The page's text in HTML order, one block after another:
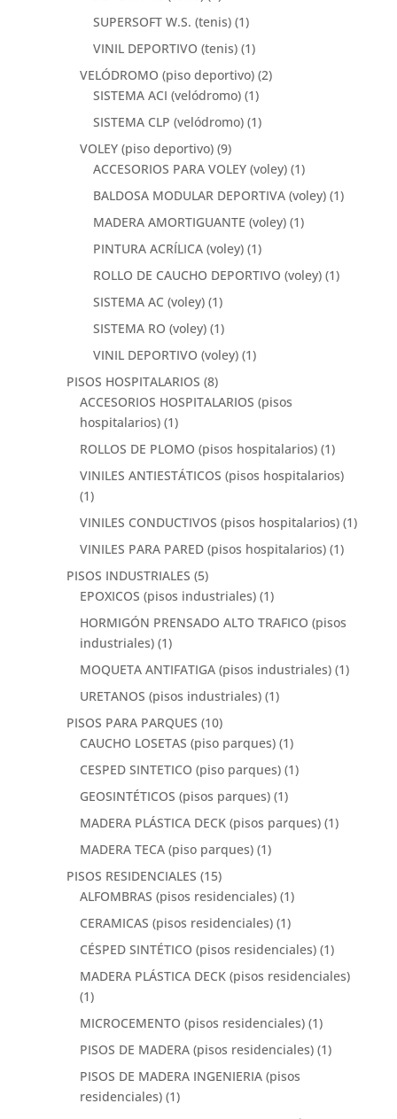
SUPERSOFT W.S. (tenis) (1)
VINIL DEPORTIVO (tenis) (1)
VELÓDROMO (piso deportivo) (2)
SISTEMA ACI (velódromo) (1)
SISTEMA CLP (velódromo) (1)
VOLEY (piso deportivo) (9)
ACCESORIOS PARA VOLEY (voley) (1)
BALDOSA MODULAR DEPORTIVA (voley) (1)
MADERA AMORTIGUANTE (voley) (1)
PINTURA ACRÍLICA (voley) (1)
ROLLO DE CAUCHO DEPORTIVO (voley) (1)
SISTEMA AC (voley) (1)
SISTEMA RO (voley) (1)
VINIL DEPORTIVO (voley) (1)
PISOS HOSPITALARIOS (8)
ACCESORIOS HOSPITALARIOS (pisos
hospitalarios) (1)
ROLLOS DE PLOMO (pisos hospitalarios) (1)
VINILES ANTIESTÁTICOS (pisos hospitalarios)
(1)
VINILES CONDUCTIVOS (pisos hospitalarios) (1)
VINILES PARA PARED (pisos hospitalarios) (1)
PISOS INDUSTRIALES (5)
EPOXICOS (pisos industriales) (1)
HORMIGÓN PRENSADO ALTO TRAFICO (pisos
industriales) (1)
MOQUETA ANTIFATIGA (pisos industriales) (1)
URETANOS (pisos industriales) (1)
PISOS PARA PARQUES (10)
CAUCHO LOSETAS (piso parques) (1)
CESPED SINTETICO (piso parques) (1)
GEOSINTÉTICOS (pisos parques) (1)
MADERA PLÁSTICA DECK (pisos parques) (1)
MADERA TECA (piso parques) (1)
PISOS RESIDENCIALES (15)
ALFOMBRAS (pisos residenciales) (1)
CERAMICAS (pisos residenciales) (1)
CÉSPED SINTÉTICO (pisos residenciales) (1)
MADERA PLÁSTICA DECK (pisos residenciales)
(1)
MICROCEMENTO (pisos residenciales) (1)
PISOS DE MADERA (pisos residenciales) (1)
PISOS DE MADERA INGENIERIA (pisos
residenciales) (1)